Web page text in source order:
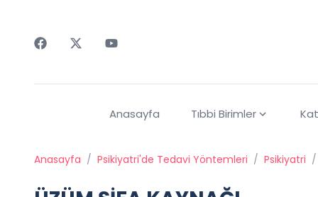
Anasayfa Tıbbi Birimler
Anasayfa / Psikiyatri'de Tedavi Yöntemleri / Psikiyatri /